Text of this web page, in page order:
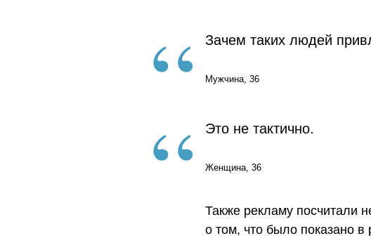
“ Зачем таких людей
Мужчина, 36
“ Это не тактично.
Женщина, 36
Также рекламу посчитали
о том, что было показано в